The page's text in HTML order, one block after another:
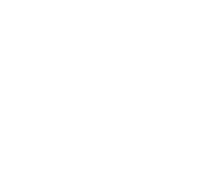
계받아 단말기 중계소를 운용했는데 제 어릴적 기억으로는